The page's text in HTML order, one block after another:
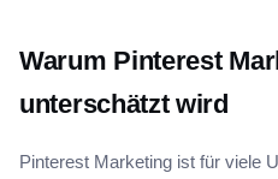
Warum Pinterest
unterschätzt wird
Pinterest Marketing ist für viele